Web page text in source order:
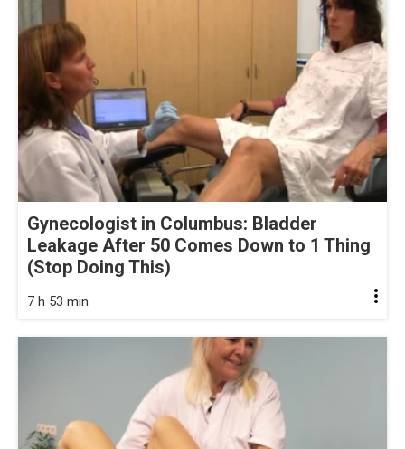
Gynecologist in Columbus: Bladder
Leakage After 50 Comes Down to 1 Thing
(Stop Doing This)
7 h 53 min